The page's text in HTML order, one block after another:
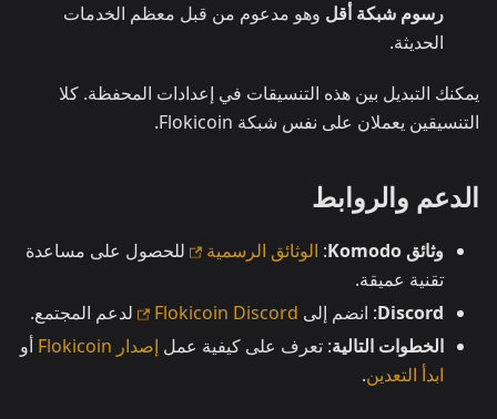
رسوم شبكة أقل وهو مدعوم من قبل معظم الخدمات
الحديثة.
يمكنك التبديل بين هذه التنسيقات في إعدادات المحفظة. كلا
التنسيقين يعملان على نفس شبكة Flokicoin.
الدعم والروابط
وثائق Komodo : الوثائق الرسمية
للحصول على مساعدة
تقنية عميقة.
Discord: انضم إلى Flokicoin Discord
لدعم المجتمع.
الخطوات التالية: تعرف على كيفية عمل إصدار Flokicoin
أو
ابدأ التعدين.